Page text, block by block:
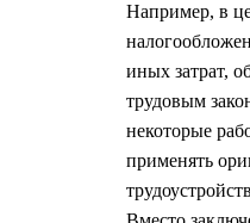
Например, в
иных затрат,
трудовым
некоторые
применять